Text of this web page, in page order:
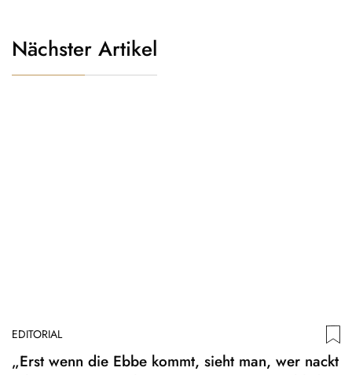
Nächster Artikel
EDITORIAL
„Erst wenn die Ebbe kommt, sieht man, wer nackt